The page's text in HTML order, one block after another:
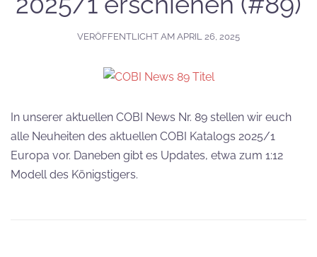
VERÖFFENTLICHT AM APRIL 26, 2025
In unserer aktuellen COBI News Nr. 89 stellen wir euch
alle Neuheiten des aktuellen COBI Katalogs 2025/1
Europa vor. Daneben gibt es Updates, etwa zum 1:12
Modell des Königstigers.